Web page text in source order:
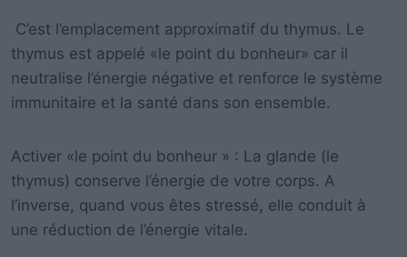
C’est l’emplacement approximatif du thymus. Le
thymus est appelé «le point du bonheur» car il
neutralise l’énergie négative et renforce le système
immunitaire et la santé dans son ensemble.
Activer «le point du bonheur » : La glande (le
thymus) conserve l’énergie de votre corps. A
l’inverse, quand vous êtes stressé, elle conduit à
une réduction de l’énergie vitale.